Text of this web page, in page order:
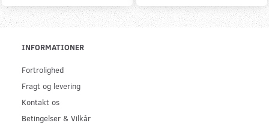
INFORMATIONER
Fortrolighed
Fragt og levering
Kontakt os
Betingelser & Vilkår